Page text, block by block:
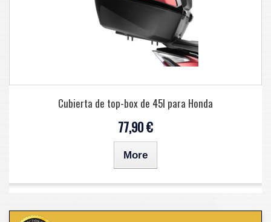
Cubierta de top-box de 45l para Honda
77,90 €
More